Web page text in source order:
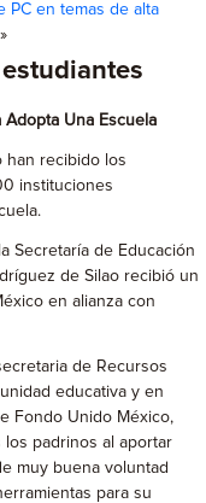
PC en temas de alta
»
Una Escuela
han recibido los
instituciones
Secretaría de Educación
de Silao recibió un
en alianza con
de Recursos
educativa y en
Fondo Unido México,
padrinos al aportar
muy buena voluntad
para su